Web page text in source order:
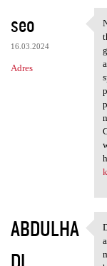
seo
16.03.2024
Adres
ABDULHA